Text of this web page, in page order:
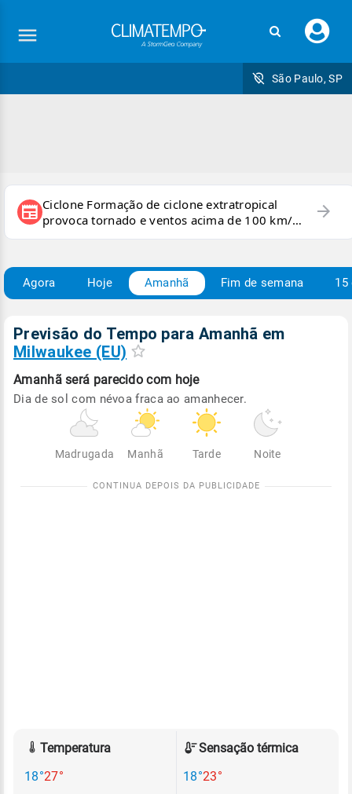
seu
São Paulo, SP
newspaper Ciclone Formação de ciclone extratropical
provoca tornado e ventos acima de 100 km/h
no RS
arrow_forward
Agora Hoje Amanhã Fim de semana 15
Previsão do Tempo para Amanhã em
Milwaukee (EU)
Amanhã será parecido com hoje
Dia de sol com névoa fraca ao amanhecer.
Madrugada Manhã Tarde Noite
Temperatura
18°27°
Sensação térmica
18°23°